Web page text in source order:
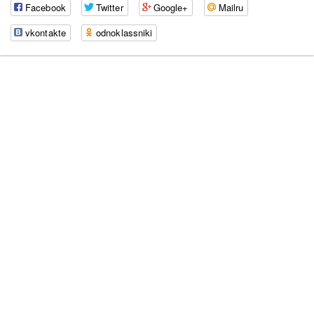
Facebook Twitter Google+
Mailru
vkontakte
odnoklassniki